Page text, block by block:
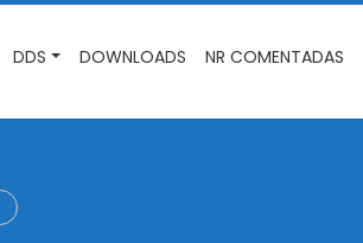
DDS DOWNLOADS NR COMENTADAS